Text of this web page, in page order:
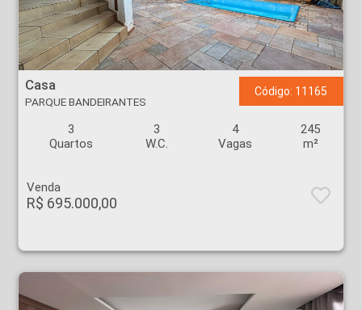
Casa - PARQUE BANDEIRANTES - Ribeirão Preto
Casa
PARQUE BANDEIRANTES
Código: 11165
3
Quartos
3
W.C.
4
Vagas
245
m²
Venda
R$ 695.000,00